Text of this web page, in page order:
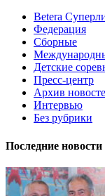
Betera
Федерация
Сборные
Детские
Пресс-центр
Архив
Интервью
Без рубрики
Последние новости